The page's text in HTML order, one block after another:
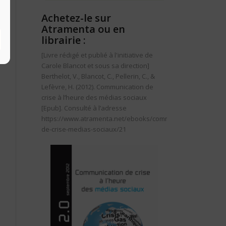
Achetez-le sur
Atramenta ou en
librairie :
[Livre rédigé et publié à l'initiative de
Carole Blancot et sous sa direction]
Berthelot, V., Blancot, C., Pellerin, C., &
Lefèvre, H. (2012). Communication de
crise à l’heure des médias sociaux
[Epub]. Consulté à l’adresse
https://www.atramenta.net/ebooks/communication-
de-crise-medias-sociaux/21